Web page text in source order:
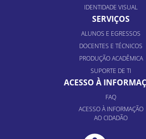
IDENTIDADE VISUAL
SERVIÇOS
ALUNOS E EGRESSOS
DOCENTES E TÉCNICOS
PRODUÇÃO ACADÊMICA
SUPORTE DE TI
ACESSO À
FAQ
ACESSO À INFORMAÇÃO
AO CIDADÃO